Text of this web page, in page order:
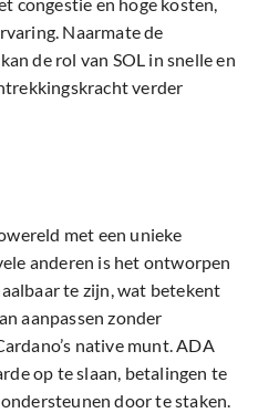
Naarmate de
de rol van SOL in snelle en
verder
met een unieke
anderen is het ontworpen
te zijn, wat betekent
aanpassen zonder
native munt. ADA
op te slaan, betalingen te
door te staken.